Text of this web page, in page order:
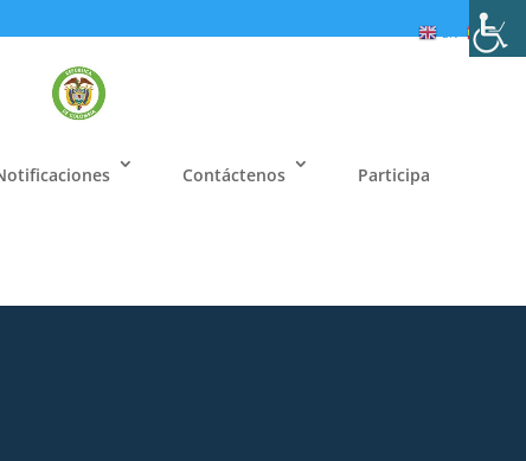
Contáctenos Participa
ES